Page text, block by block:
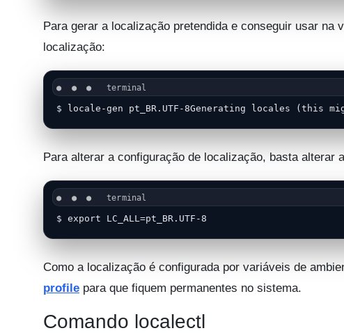
Para gerar a localização pretendida e conseguir usar na
localização:
$ locale-gen pt_BR.UTF-8Generating locales (this
Para alterar a configuração de localização, basta alterar
$ export LC_ALL=pt_BR.UTF-8
Como a localização é configurada por variáveis de
profile para que fiquem permanentes no sistema.
Comando localectl